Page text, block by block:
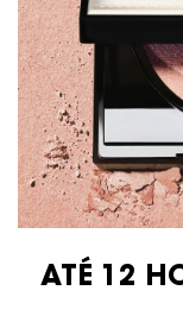
ATÉ 12